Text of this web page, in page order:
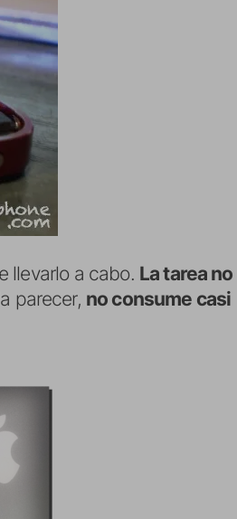
llevarlo a cabo. La tarea no
parecer, no consume casi